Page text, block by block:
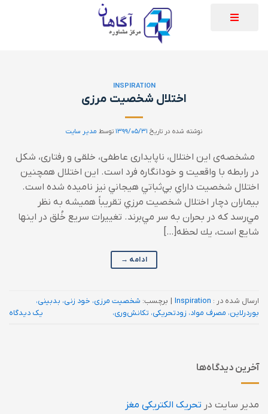
INSPIRATION
اختلال شخصیت مرزی
نوشته شده در تاریخ ۱۳۹۹/۰۵/۳۱ توسط مدیر سایت
مشخصه‌ی اين اختلال، ناپايداری عاطفی، خلقی و رفتاری، شکل
در رابطه با واقعیت و خودانگاره فرد است. اين اختلال همچنين
اختلال شخصيت داراي بي‌ثباتي هيجاني نيز ناميده شده است.
بيماران دچار اختلال شخصيت مرزي تقريباً هميشه به نظر
مي‌رسد كه در بحران به سر مي‌برند. تغییرات سريع خُلق در اينها
شايع است، يك لحظه[…]
ادامه →
ارسال شده در : Inspiration
| برچسب: شخصیت مرزی، خود زنی، بدبینی،
بوردرلاین، مصرف مواد، زودتحریکی، تکانش‌وری،
یک دیدگاه
آخرین دیدگاه‌ها
مدیر سایت در تحریک الکتریکی مغز